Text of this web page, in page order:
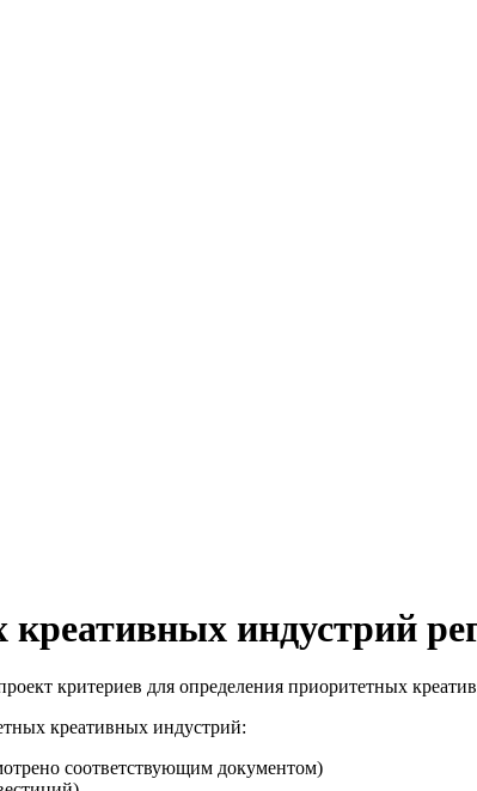
индустрий
критериев для определения приоритетных
креативных индустрий:
соответствующим документом)